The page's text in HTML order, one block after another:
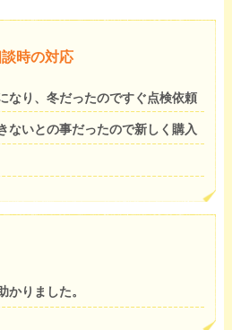
時の対応
なり、冬だったのですぐ点検依頼
ないとの事だったので新しく購入
かりました。